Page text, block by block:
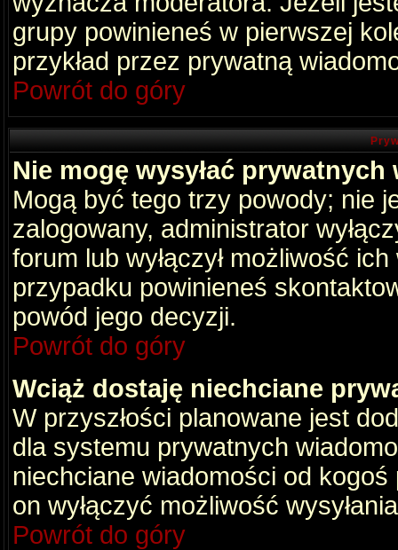
grupy powinieneś w pierwszej
przykład przez prywatną
Powrót do góry
Nie mogę wysyłać
Mogą być tego trzy powody; nie
zalogowany, administrator
forum lub wyłączył możliwość
przypadku powinieneś
powód jego decyzji.
Powrót do góry
Wciąż dostaję niechciane
W przyszłości planowane jest
dla systemu prywatnych
niechciane wiadomości od
on wyłączyć możliwość
Powrót do góry